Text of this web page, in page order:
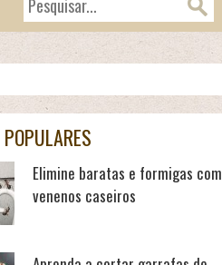
Elimine baratas e formigas com
venenos caseiros